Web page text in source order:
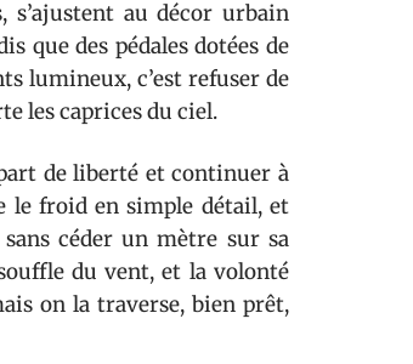
s’ajustent au décor urbain
que des pédales dotées de
lumineux, c’est refuser de
les caprices du ciel.
part de liberté et continuer à
le froid en simple détail, et
sans céder un mètre sur sa
du vent, et la volonté
on la traverse, bien prêt,